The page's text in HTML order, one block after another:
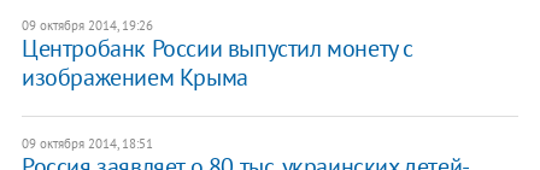
09 октября 2014, 19:26
Центробанк России выпустил монету с
изображением Крыма
09 октября 2014, 18:51